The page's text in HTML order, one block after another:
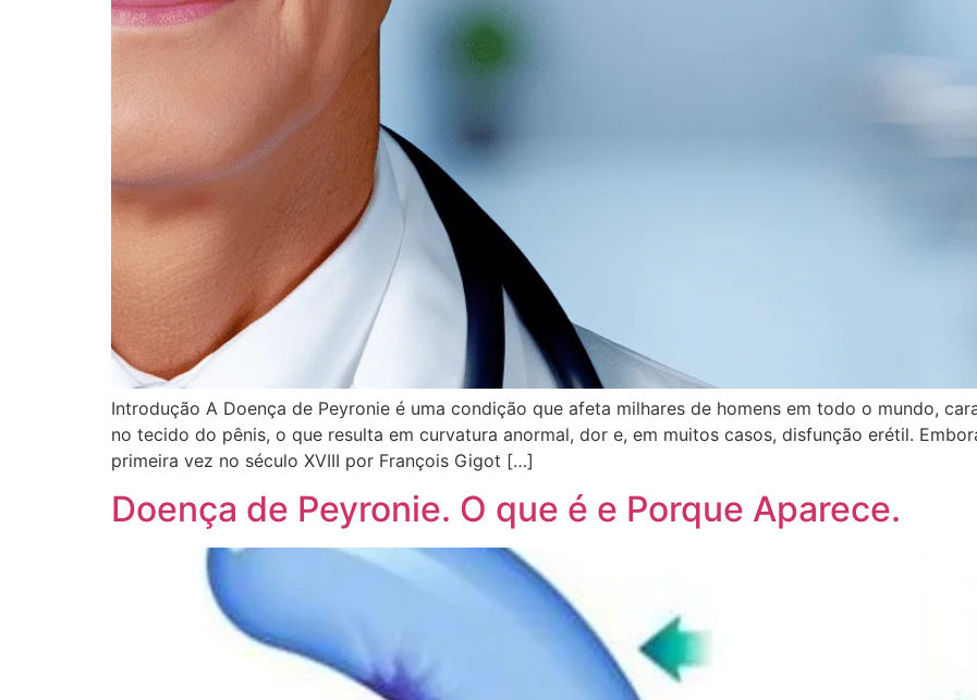
Introdução A Doença de Peyronie é uma condição que afeta milhares de homens em todo o mundo,
no tecido do pênis, o que resulta em curvatura anormal, dor e, em muitos casos, disfunção erétil.
primeira vez no século XVIII por François Gigot […]
Doença de Peyronie. O que é e Porque Aparece.